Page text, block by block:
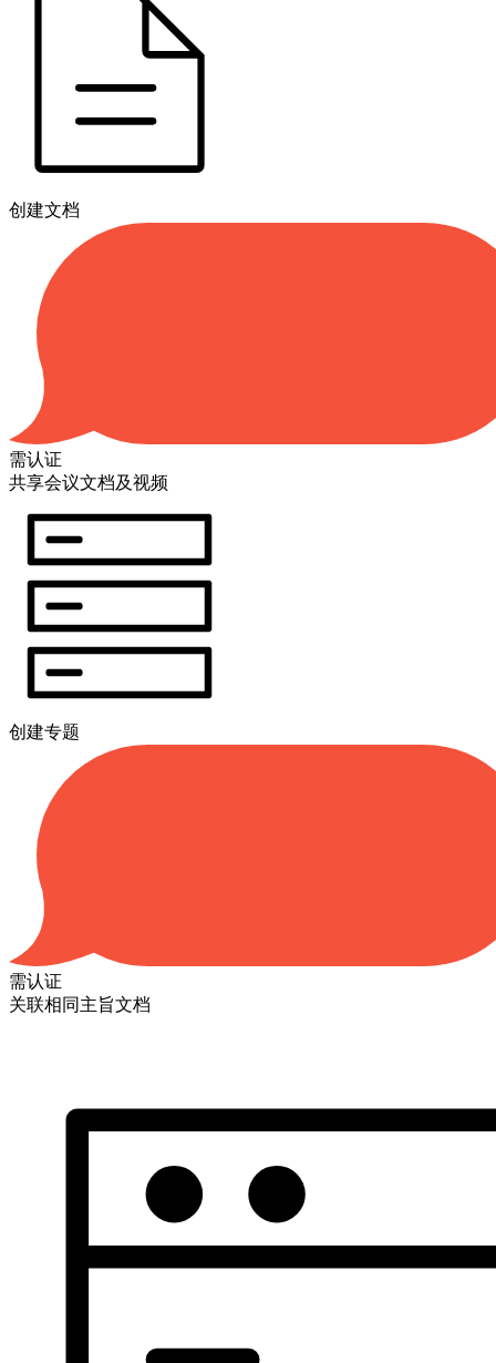
创建文档
需认证
共享会议文档及视频
创建专题
需认证
关联相同主旨文档